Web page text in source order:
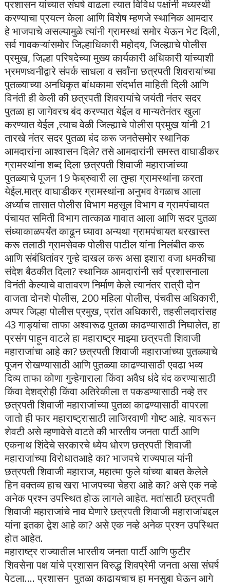
प्रशासन यांच्यात संघर्ष वाढला त्यात विविध पक्षांनी मध्यस्थी
करण्याचा प्रयत्न केला आणि विशेष म्हणजे स्थानिक आमदार
हे भाजपाचे असल्यामुळे त्यांनी ग्रामस्थां समोर येऊन भेट दिली,
सर्व गावकऱ्यांसमोर जिल्हाधिकारी महोदय, जिल्ह्याचे पोलीस
प्रमुख, जिल्हा परिषदेच्या मुख्य कार्यकारी अधिकारी यांच्याशी
भ्रमणध्वनीद्वारे संपर्क साधला व सर्वांना छत्रपती शिवरायांच्या
पुतळ्याच्या अनधिकृत बांधकामा संदर्भात माहिती दिली आणि
विनंती ही केली की छत्रपती शिवरायांचे जयंती नंतर सदर
पुतळा हा जागेवरच बंद करण्यात येईल व मान्यतेनंतर खुला
करण्यात येईल ,त्याच वेळी जिल्ह्याचे पोलीस प्रमुख यांनी 21
तारखे नंतर सदर पुतळा बंद करू जनतेसमोर स्थानिक
आमदारांना आश्वासन दिले? तसे आमदारांनी समस्त वाघाडीकर
ग्रामस्थांना शब्द दिला छत्रपती शिवाजी महाराजांच्या
पुतळ्याचे पूजन 19 फेब्रुवारी ला तुम्हा ग्रामस्थांना करता
येईल.मात्र वाघाडीकर ग्रामस्थांना अनुभव वेगळाच आला
अर्ध्याच तासात पोलीस विभाग महसूल विभाग व ग्रामपंचायत
पंचायत समिती विभाग तात्काळ गावात आला आणि सदर पुतळा
संध्याकाळपर्यंत काढून घ्यावा अन्यथा ग्रामपंचायत बरखास्त
करू तलाठी ग्रामसेवक पोलीस पाटील यांना निलंबीत करू
आणि संबंधितांवर गुन्हे दाखल करू असा इशारा वजा धमकीचा
संदेश बैठकीत दिला? स्थानिक आमदारांनी सर्व प्रशासनाला
विनंती केल्याचे वातावरण निर्माण केले त्यानंतर रात्री दोन
वाजता दोनशे पोलीस, 200 महिला पोलीस, पंचवीस अधिकारी,
अप्पर जिल्हा पोलीस प्रमुख, प्रांत अधिकारी, तहसीलदारांसह
43 गाड्यांचा ताफा अश्वारूढ पुतळा काढण्यासाठी निघालेत, हा
प्रसंग पाहून वाटले हा महाराष्ट्र माझ्या छत्रपती शिवाजी
महाराजांचा आहे का? छत्रपती शिवाजी महाराजांच्या पुतळ्याचे
पूजन रोखण्यासाठी आणि पुतळ्या काढण्यासाठी एवढा भव्य
दिव्य ताफा कोणा गुन्हेगाराला किंवा अवैध धंदे बंद करण्यासाठी
किंवा देशद्रोही किंवा अतिरेकीला त पकडण्यासाठी नव्हे तर
छत्रपती शिवाजी महाराजांच्या पुतळा काढण्यासाठी वापरला
जातो ही फार महाराष्ट्रासाठी लाजिरवाणी गोष्ट आहे. यावरून
शेवटी असे म्हणावेसे वाटते की भारतीय जनता पार्टी आणि
एकनाथ शिंदेचे सरकारचे ध्येय धोरण छत्रपती शिवाजी
महाराजांच्या विरोधातआहे का? भाजपचे राज्यपाल यांनी
छत्रपती शिवाजी महाराज, महात्मा फुले यांच्या बाबत केलेले
हिन वक्तव्य हाच खरा भाजपच्या चेहरा आहे का? असे एक नव्हे
अनेक प्रश्न उपस्थित होऊ लागले आहेत. मतांसाठी छत्रपती
शिवाजी महाराजांचे नाव घेणारे छत्रपती शिवाजी महाराजांबद्दल
यांना इतका द्वेश आहे का? असे एक नव्हे अनेक प्रश्न उपस्थित
होत आहेत.
महाराष्ट्र राज्यातील भारतीय जनता पार्टी आणि फुटीर
शिवसेना पक्ष यांचे प्रशासन विरुद्ध शिवप्रेमी जनता असा संघर्ष
पेटला.... प्रशासन पुतळा काढायचाच हा मनसुबा घेऊन आगे